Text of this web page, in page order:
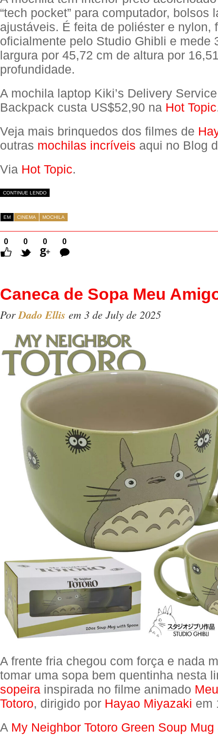
“tech pocket” para computador, bolsos
ajustáveis. É feita de poliéster e nylon,
oficialmente pelo Studio Ghibli e mede
largura por 45,72 cm de altura por
profundidade.
A mochila laptop Kiki’s Delivery
Backpack custa US$52,90 na Hot Topic
Veja mais brinquedos dos filmes de
outras mochilas incríveis aqui no Blog
Via Hot Topic.
CONTINUE LENDO
EM CINEMA MOCHILA
0 0 0
0
Comentários
Caneca de Sopa Meu
PorDado Ellis em 3 de July de 2025
A frente fria chegou com força e nada
tomar uma sopa bem quentinha nesta
sopeira inspirada no filme animado
Totoro, dirigido por Hayao Miyazaki em
A My Neighbor Totoro Green Soup